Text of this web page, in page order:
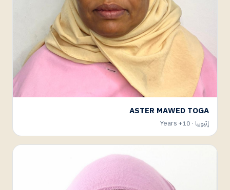
ASTER MAWED TOGA
إثيوبيا · 10+ Years